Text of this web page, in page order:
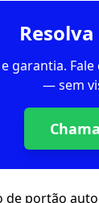
garantia.
— sem